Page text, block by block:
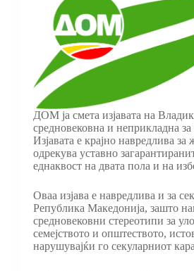
ДОМ ја смета изјавата на
средновековна и неприкладна за
Изјавата е крајно навредлива
одрекува уставно
еднаквост на двата пола и на
Оваа изјава е навредлива и за
Република Македонија, зашто
средновековни стереотипи за
семејството и општеството,
нарушувајќи го секуларниот